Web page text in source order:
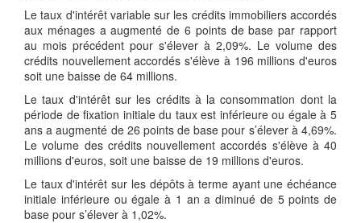
Le taux d'intérêt variable sur les crédits immobiliers accordés
aux ménages a augmenté de 6 points de base par rapport
au mois précédent pour s'élever à 2,09%. Le volume des
crédits nouvellement accordés s'élève à 196 millions d'euros
soit une baisse de 64 millions.
Le taux d'intérêt sur les crédits à la consommation dont la
période de fixation initiale du taux est inférieure ou égale à 5
ans a augmenté de 26 points de base pour s’élever à 4,69%.
Le volume des crédits nouvellement accordés s'élève à 40
millions d'euros, soit une baisse de 19 millions d'euros.
Le taux d'intérêt sur les dépôts à terme ayant une échéance
initiale inférieure ou égale à 1 an a diminué de 5 points de
base pour s’élever à 1,02%.